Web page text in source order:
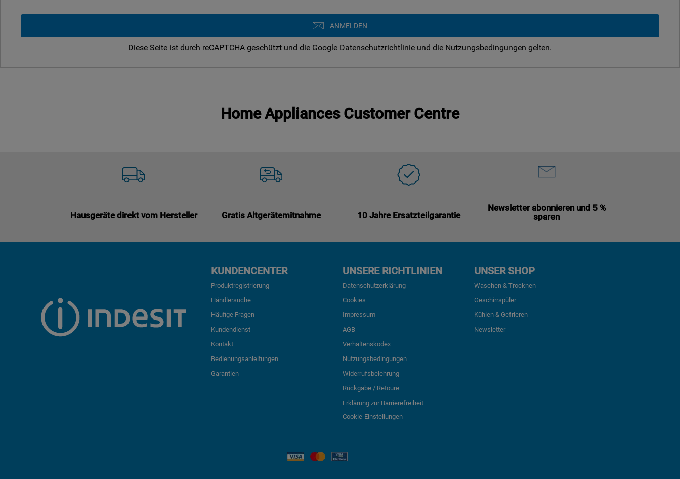
ANMELDEN
Diese Seite ist durch reCAPTCHA geschützt und die Google Datenschutzrichtlinie und die Nutzungsbedingungen gelten.
Home Appliances Customer Centre
Hausgeräte direkt vom Hersteller Gratis Altgerätemitnahme 10 Jahre Ersatzteilgarantie
Newsletter abonnieren und 5 %
sparen
KUNDENCENTER
Produktregistrierung
Händlersuche
Häufige Fragen
Kundendienst
Kontakt
Bedienungsanleitungen
Garantien
UNSERE RICHTLINIEN
Datenschutzerklärung
Cookies
Impressum
AGB
Verhaltenskodex
Nutzungsbedingungen
Widerrufsbelehrung
Rückgabe / Retoure
Erklärung zur Barrierefreiheit
Cookie-Einstellungen
UNSER SHOP
Waschen & Trocknen
Geschirrspüler
Kühlen & Gefrieren
Newsletter